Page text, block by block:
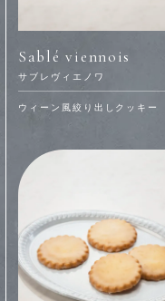
Sablé viennois
サブレヴィエノワ
ウィーン風絞り出しクッキー